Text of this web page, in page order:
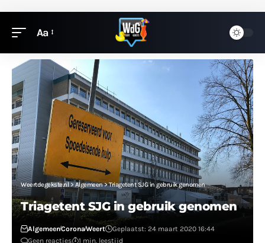
Aa
Weertdegekste.nl >Algemeen>Triagetent SJG in gebruik genomen
Triagetent SJG in gebruik genomen
AlgemeenCoronaWeert
Geplaatst: 24 maart 2020 16:44
Geen reacties
1 min. leestijd